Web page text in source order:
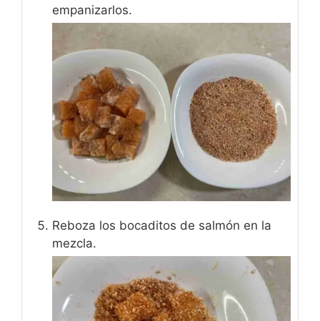
empanizarlos.
Reboza los bocaditos de salmón en la
mezcla.